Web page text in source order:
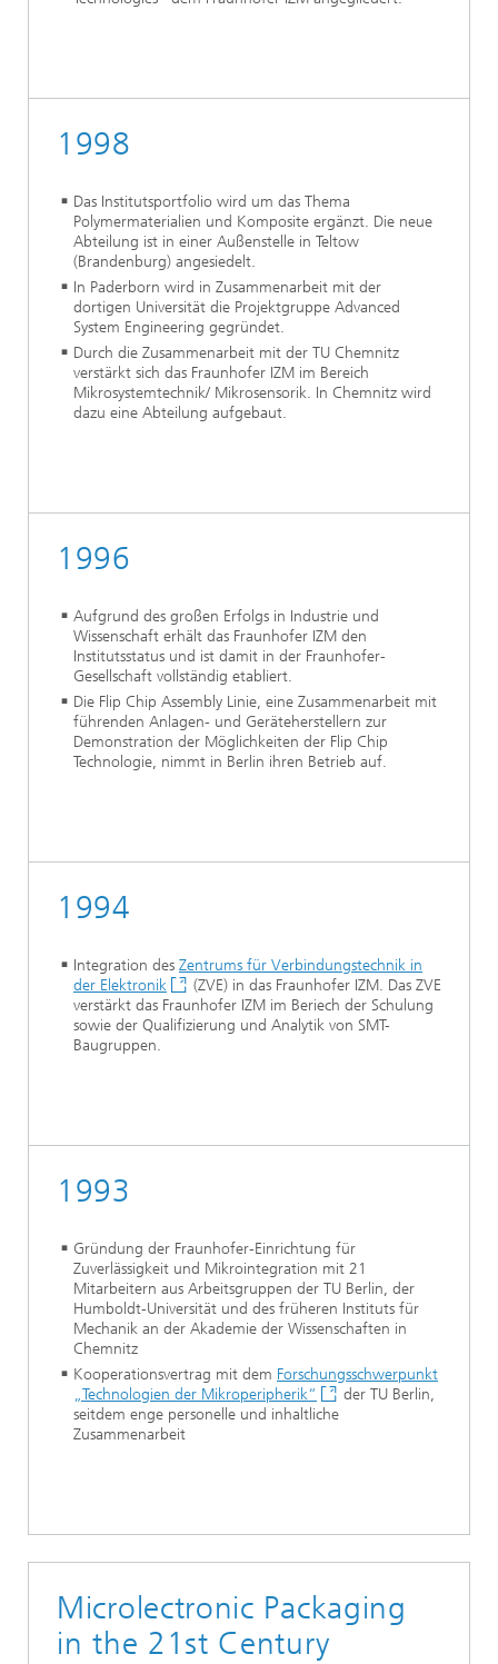
1998
Das Institutsportfolio wird um das Thema
Polymermaterialien und Komposite ergänzt. Die neue
Abteilung ist in einer Außenstelle in Teltow
(Brandenburg) angesiedelt.
In Paderborn wird in Zusammenarbeit mit der
dortigen Universität die Projektgruppe Advanced
System Engineering gegründet.
Durch die Zusammenarbeit mit der TU Chemnitz
verstärkt sich das Fraunhofer IZM im Bereich
Mikrosystemtechnik/ Mikrosensorik. In Chemnitz wird
dazu eine Abteilung aufgebaut.
1996
Aufgrund des großen Erfolgs in Industrie und
Wissenschaft erhält das Fraunhofer IZM den
Institutsstatus und ist damit in der Fraunhofer-
Gesellschaft vollständig etabliert.
Die Flip Chip Assembly Linie, eine Zusammenarbeit mit
führenden Anlagen- und Geräteherstellern zur
Demonstration der Möglichkeiten der Flip Chip
Technologie, nimmt in Berlin ihren Betrieb auf.
1994
Integration des Zentrums für Verbindungstechnik in
der Elektronik
(ZVE) in das Fraunhofer IZM. Das ZVE
verstärkt das Fraunhofer IZM im Beriech der Schulung
sowie der Qualifizierung und Analytik von SMT-
Baugruppen.
1993
Gründung der Fraunhofer-Einrichtung für
Zuverlässigkeit und Mikrointegration mit 21
Mitarbeitern aus Arbeitsgruppen der TU Berlin, der
Humboldt-Universität und des früheren Instituts für
Mechanik an der Akademie der Wissenschaften in
Chemnitz
Kooperationsvertrag mit dem Forschungsschwerpunkt
„Technologien der Mikroperipherik“
der TU Berlin,
seitdem enge personelle und inhaltliche
Zusammenarbeit
Microlectronic Packaging
in the 21st Century